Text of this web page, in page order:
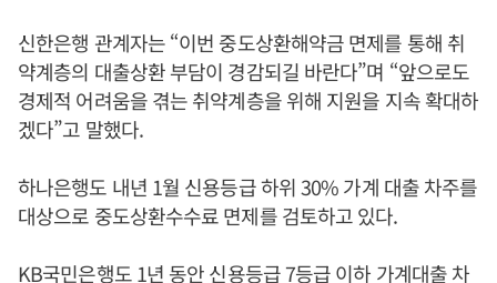
신한은행 관계자는 “이번 중도상환해약금 면제를 통해 취
약계층의 대출상환 부담이 경감되길 바란다”며 “앞으로도
경제적 어려움을 겪는 취약계층을 위해 지원을 지속 확대하
겠다”고 말했다.
하나은행도 내년 1월 신용등급 하위 30% 가계 대출 차주를
대상으로 중도상환수수료 면제를 검토하고 있다.
KB국민은행도 1년 동안 신용등급 7등급 이하 가계대출 차